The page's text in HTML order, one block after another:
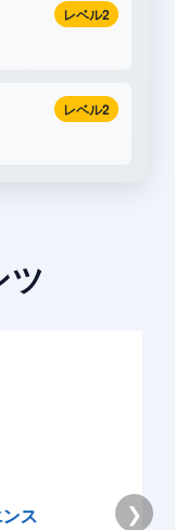
レベル2
レベル2
ツ
❯
ス